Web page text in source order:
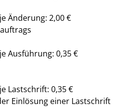
Änderung: 2,00 €
Ausführung: 0,35 €
Lastschrift: 0,35 €
Einlösung einer Lastschrift